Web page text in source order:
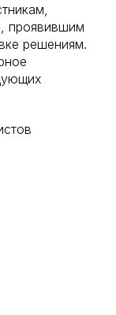
проявившим
решениям.